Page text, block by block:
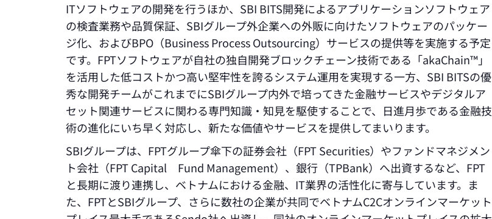
ITソフトウェアの開発を行うほか、SBI BITS開発によるアプリケーションソフトウェア
の検査業務や品質保証、SBIグループ外企業への外販に向けたソフトウェアのパッケー
ジ化、およびBPO（Business Process Outsourcing）サービスの提供等を実施する予定
です。FPTソフトウェアが自社の独自開発ブロックチェーン技術である「akaChain™」
を活用した低コストかつ高い堅牢性を誇るシステム運用を実現する一方、SBI BITSの優
秀な開発チームがこれまでにSBIグループ内外で培ってきた金融サービスやデジタルア
セット関連サービスに関わる専門知識・知見を駆使することで、日進月歩である金融技
術の進化にいち早く対応し、新たな価値やサービスを提供してまいります。
SBIグループは、FPTグループ傘下の証券会社（FPT Securities）やファンドマネジメン
ト会社（FPT Capital Fund Management）、銀行（TPBank）へ出資するなど、FPT
と長期に渡り連携し、ベトナムにおける金融、IT業界の活性化に寄与しています。ま
た、FPTとSBIグループ、さらに数社の企業が共同でベトナムC2Cオンラインマーケット